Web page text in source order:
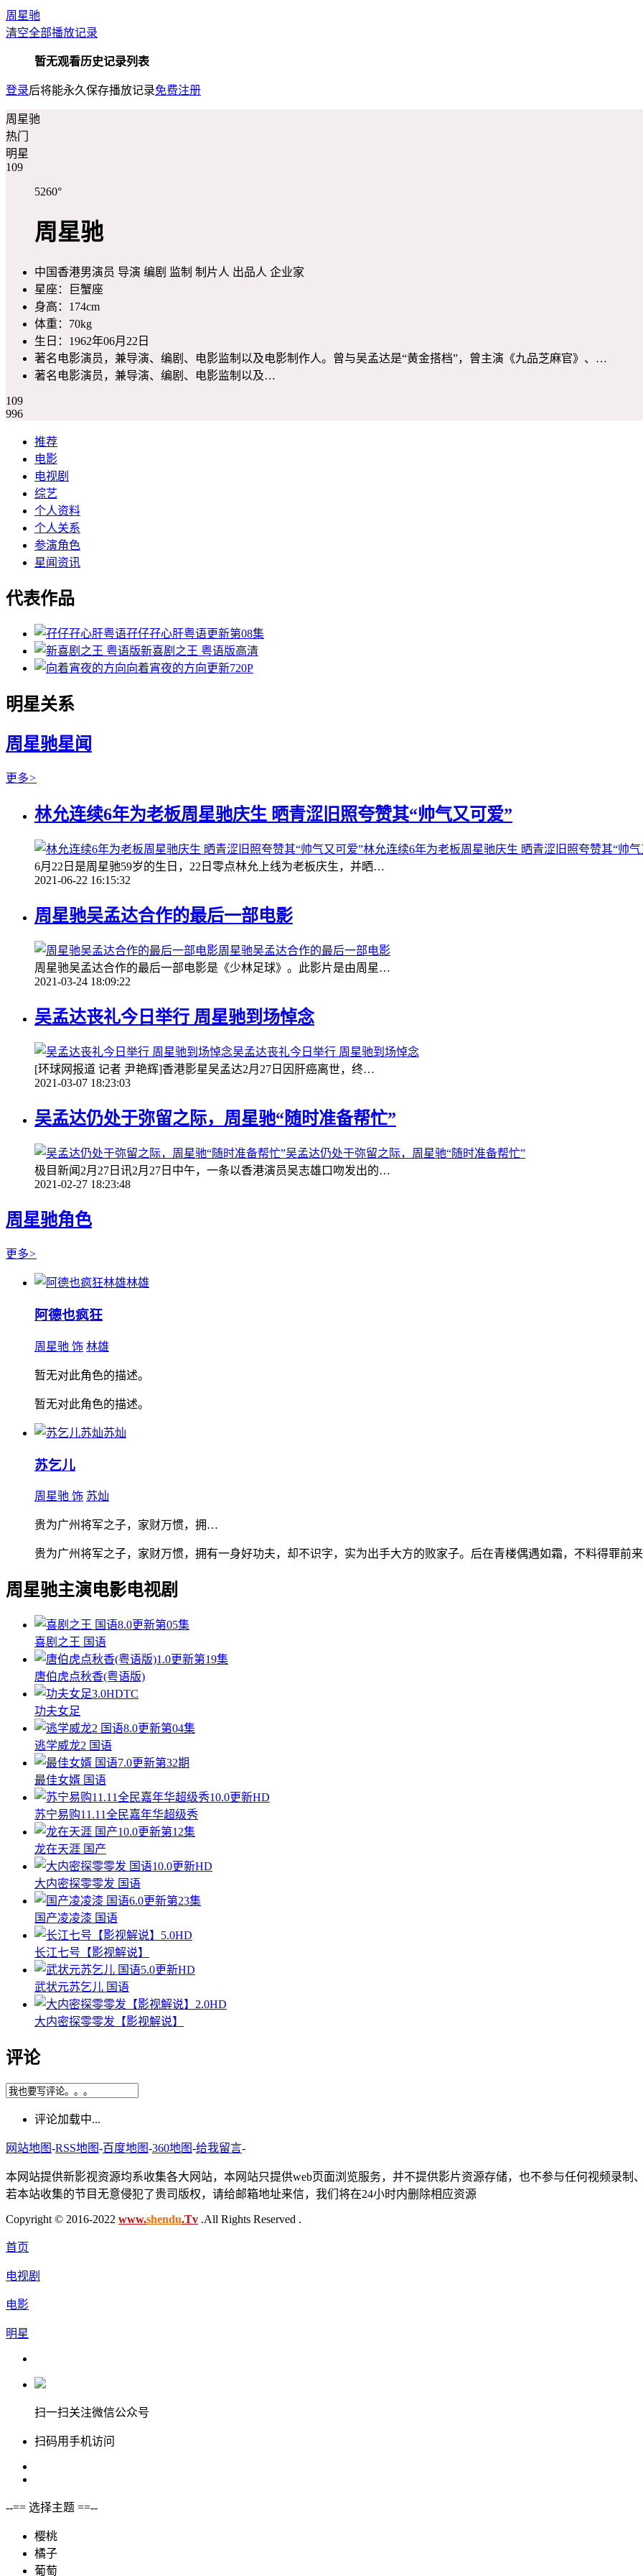
周星驰
清空全部播放记录
暂无观看历史记录列表
登录后将能永久保存播放记录免费注册
周星驰
热门
明星
109
5260°
周星驰
中国香港男演员 导演 编剧 监制 制片人 出品人 企业家
星座：
巨蟹座
身高： 174cm
体重： 70kg
生日： 1962年06月22日
著名电影演员，兼导演、编剧、电影监制以及电影制作人。曾与吴孟达是“黄金搭档”，曾主演《九品芝麻官》、…
著名电影演员，兼导演、编剧、电影监制以及…
109
996
推荐
电影
电视剧
综艺
个人资料
个人关系
参演角色
星闻资讯
代表作品
孖仔孖心肝粤语更新第08集
新喜剧之王 粤语版高清
向着宵夜的方向更新720P
明星关系
周星驰星闻
更多>
林允连续6年为老板周星驰庆生 晒青涩旧照夸赞其“帅气又可爱”
林允连续6年为老板周星驰庆生 晒青涩旧照夸赞其“帅气
6月22日是周星驰59岁的生日，22日零点林允上线为老板庆生，并晒…
2021-06-22 16:15:32
周星驰吴孟达合作的最后一部电影
周星驰吴孟达合作的最后一部电影
周星驰吴孟达合作的最后一部电影是《少林足球》。此影片是由周星…
2021-03-24 18:09:22
吴孟达丧礼今日举行 周星驰到场悼念
吴孟达丧礼今日举行 周星驰到场悼念
[环球网报道 记者 尹艳辉]香港影星吴孟达2月27日因肝癌离世，终…
2021-03-07 18:23:03
吴孟达仍处于弥留之际，周星驰“随时准备帮忙”
吴孟达仍处于弥留之际，周星驰“随时准备帮忙”
极目新闻2月27日讯2月27日中午，一条以香港演员吴志雄口吻发出的…
2021-02-27 18:23:48
周星驰角色
更多>
林雄
阿德也疯狂
周星驰 饰 林雄
暂无对此角色的描述。
暂无对此角色的描述。
苏灿
苏乞儿
周星驰 饰 苏灿
贵为广州将军之子，家财万惯，拥…
贵为广州将军之子，家财万惯，拥有一身好功夫，却不识字，实为出手大方的败家子。后在青楼偶遇如霜，不料得罪前
周星驰主演电影电视剧
8.0更新第05集
喜剧之王 国语
1.0更新第19集
唐伯虎点秋香(粤语版)
3.0HDTC
功夫女足
8.0更新第04集
逃学威龙2 国语
7.0更新第32期
最佳女婿 国语
10.0更新HD
苏宁易购11.11全民嘉年华超级秀
10.0更新第12集
龙在天涯 国产
10.0更新HD
大内密探零零发 国语
6.0更新第23集
国产凌凌漆 国语
5.0HD
长江七号【影视解说】
5.0更新HD
武状元苏乞儿 国语
2.0HD
大内密探零零发【影视解说】
评论
评论加载中...
网站地图-RSS地图-百度地图-360地图-给我留言-
本网站提供新影视资源均系收集各大网站，本网站只提供web页面浏览服务，并不提供影片资源存储，也不参与任何视频录制
若本站收集的节目无意侵犯了贵司版权，请给邮箱地址来信，我们将在24小时内删除相应资源
Copyright © 2016-2022 www.shendu.Tv .All Rights Reserved .
首页
电视剧
电影
明星
扫一扫关注微信公众号
扫码用手机访问
--== 选择主题 ==--
樱桃
橘子
葡萄